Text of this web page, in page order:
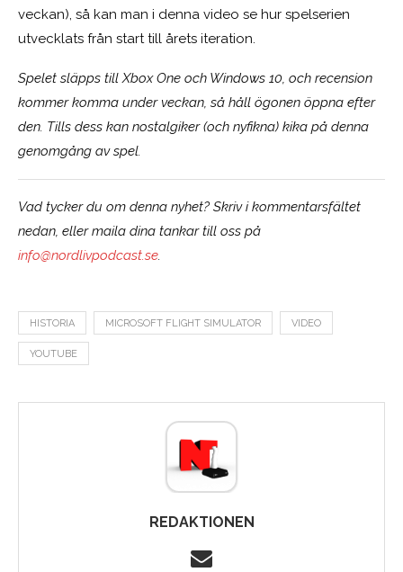
veckan), så kan man i denna video se hur spelserien
utvecklats från start till årets iteration.
Spelet släpps till Xbox One och Windows 10, och recension
kommer komma under veckan, så håll ögonen öppna efter
den. Tills dess kan nostalgiker (och nyfikna) kika på denna
genomgång av spel.
Vad tycker du om denna nyhet? Skriv i kommentarsfältet
nedan, eller maila dina tankar till oss på
info@nordlivpodcast.se.
HISTORIA MICROSOFT FLIGHT SIMULATOR VIDEO
YOUTUBE
REDAKTIONEN